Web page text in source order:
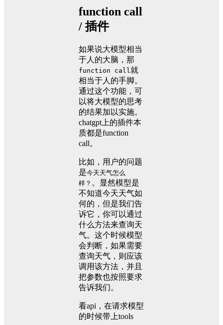
function call
/ 插件
如果说大模型相当
于人的大脑，那
function call 就
相当于人的手脚。
通过这个功能，可
以将大模型的思考
的结果加以实施。
chatgpt上的插件本
质都是function
call。
比如，用户的问题
是今天天气怎么
样？ 。显然模型是
不知道今天天气如
何的，但是我们告
诉它，你可以通过
什么方法来查询天
气。这个时候模型
会判断，如果需要
查询天气，则应该
调用该方法，并且
把参数也按照要求
告诉我们。
看api，在请求模型
的时候带上tools